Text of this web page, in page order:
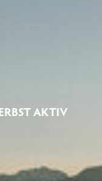
AKTIV